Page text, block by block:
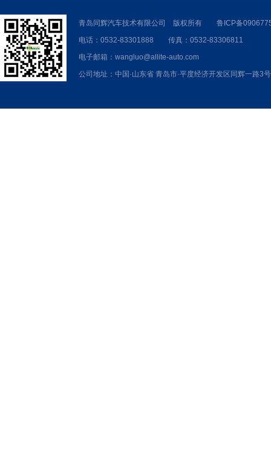
青岛同辉汽车技术有限公司 版权所有 鲁ICP备
电话：0532-83301888 传真：0532-83306811
电子邮箱：wangluo@allite-auto.com
公司地址：中国·山东省 青岛市·平度经济开发区同辉一路3号